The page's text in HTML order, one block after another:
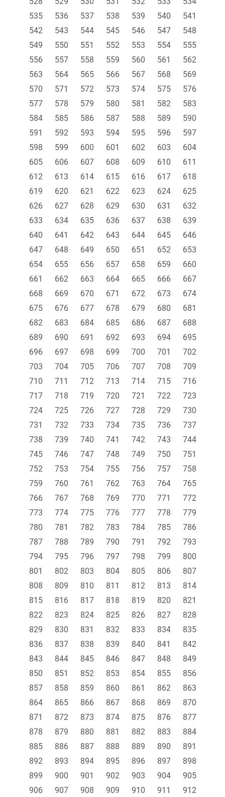
535
536 537 538 539 540
541
542
543 544 545 546 547
548
549
550 551 552 553 554
555
556
557 558 559 560 561
562
563
564 565 566 567 568
569
570
571 572 573 574 575
576
577
578 579 580 581 582
583
584
585 586 587 588 589
590
591
592 593 594 595 596
597
598
599 600 601 602 603
604
605
606 607 608 609 610
611
612
613 614 615 616 617
618
619
620 621 622 623 624
625
626
627 628 629 630 631
632
633
634 635 636 637 638
639
640
641 642 643 644 645
646
647
648 649 650 651 652
653
654
655 656 657 658 659
660
661
662 663 664 665 666
667
668
669 670 671 672 673
674
675
676 677 678 679 680
681
682
683 684 685 686 687
688
689
690 691 692 693 694
695
696
697 698 699 700 701
702
703
704 705 706 707 708
709
710
711 712 713 714 715
716
717
718 719 720 721 722
723
724
725 726 727 728 729
730
731
732 733 734 735 736
737
738
739 740 741 742 743
744
745
746 747 748 749 750
751
752
753 754 755 756 757
758
759
760 761 762 763 764
765
766
767 768 769 770 771
772
773
774 775 776 777 778
779
780
781 782 783 784 785
786
787
788 789 790 791 792
793
794
795 796 797 798 799
800
801
802 803 804 805 806
807
808
809 810 811 812 813
814
815
816 817 818 819 820
821
822
823 824 825 826 827
828
829
830 831 832 833 834
835
836
837 838 839 840 841
842
843
844 845 846 847 848
849
850
851 852 853 854 855
856
857
858 859 860 861 862
863
864
865 866 867 868 869
870
871
872 873 874 875 876
877
878
879 880 881 882 883
884
885
886 887 888 889 890
891
892
893 894 895 896 897
898
899
900 901 902 903 904
905
906
907 908 909 910 911
912